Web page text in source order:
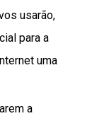
usarão,
para a
uma
a